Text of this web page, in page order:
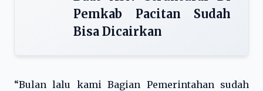
Pemkab Pacitan Sudah
Bisa Dicairkan
“Bulan lalu kami Bagian Pemerintahan sudah